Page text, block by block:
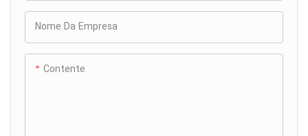
Nome Da Empresa
Contente